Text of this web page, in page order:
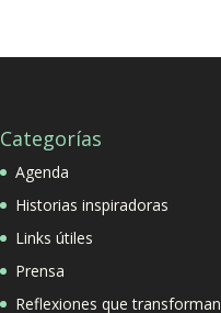
Categorías
Agenda
Historias inspiradoras
Links útiles
Prensa
Reflexiones que transforman